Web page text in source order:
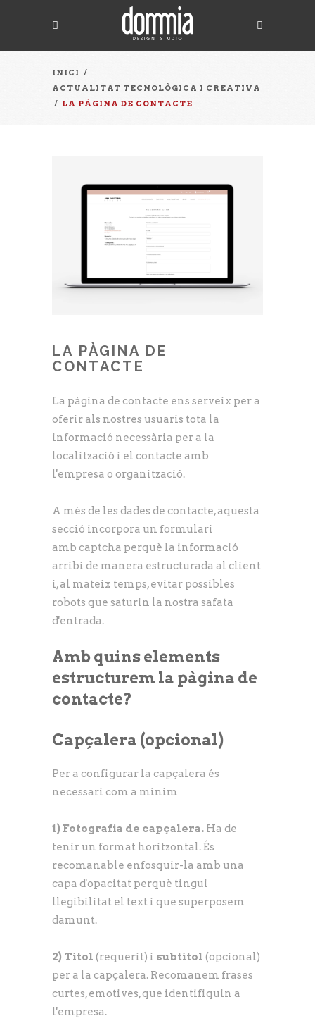
INICI /
ACTUALITAT TECNOLÒGICA I CREATIVA
/ LA PÀGINA DE CONTACTE
LA PÀGINA DE
CONTACTE
La pàgina de contacte ens serveix per a
oferir als nostres usuaris tota la
informació necessària per a la
localització i el contacte amb
l'empresa o organització.
A més de les dades de contacte, aquesta
secció incorpora un formulari
amb captcha perquè la informació
arribi de manera estructurada al client
i, al mateix temps, evitar possibles
robots que saturin la nostra safata
d'entrada.
Amb quins elements
estructurem la pàgina de
contacte?
Capçalera (opcional)
Per a configurar la capçalera és
necessari com a mínim
1) Fotografia de capçalera. Ha de
tenir un format horitzontal. És
recomanable enfosquir-la amb una
capa d'opacitat perquè tingui
llegibilitat el text i que superposem
damunt.
2) Títol (requerit) i subtítol (opcional)
per a la capçalera. Recomanem frases
curtes, emotives, que identifiquin a
l'empresa.